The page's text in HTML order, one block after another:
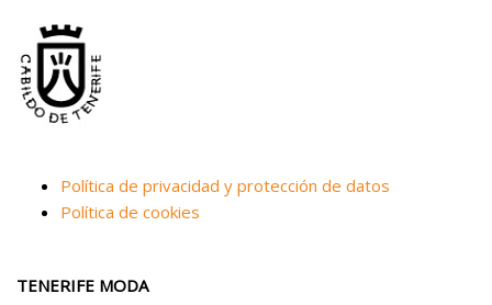
Política de privacidad y protección de datos
Política de cookies
TENERIFE MODA